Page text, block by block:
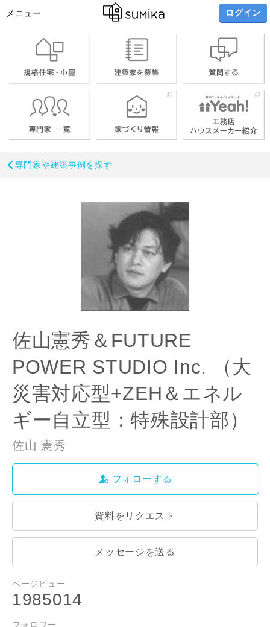
メニュー ログイン
専門家や建築事例を探す
佐山憲秀＆FUTURE
POWER STUDIO Inc. （大
災害対応型+ZEH＆エネル
ギー自立型：特殊設計部）
佐山 憲秀
フォローする
資料をリクエスト
メッセージを送る
ページビュー
1985014
フォロワー